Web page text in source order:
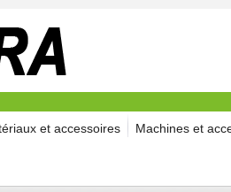
et accessoires Machines et